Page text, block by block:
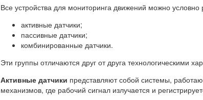
Все устройства для мониторинга движений можно
активные датчики;
пассивные датчики;
комбинированные датчики.
Эти группы отличаются друг от друга технологическими
Активные датчики представляют собой системы,
механизмов, где рабочий сигнал излучается и